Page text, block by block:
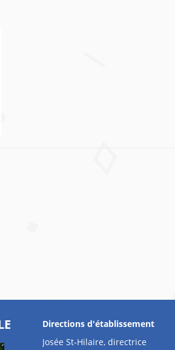
Directions d'établissement
Josée St-Hilaire, directrice